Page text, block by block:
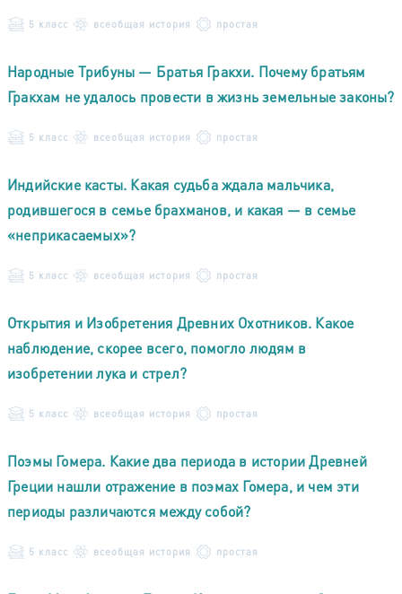
5 класс всеобщая история простая
Народные Трибуны — Братья Гракхи. Почему братьям
Гракхам не удалось провести в жизнь земельные законы?
5 класс всеобщая история простая
Индийские касты. Какая судьба ждала мальчика,
родившегося в семье брахманов, и какая — в семье
«неприкасаемых»?
5 класс всеобщая история простая
Открытия и Изобретения Древних Охотников. Какое
наблюдение, скорее всего, помогло людям в
изобретении лука и стрел?
5 класс всеобщая история простая
Поэмы Гомера. Какие два периода в истории Древней
Греции нашли отражение в поэмах Гомера, и чем эти
периоды различаются между собой?
5 класс всеобщая история простая